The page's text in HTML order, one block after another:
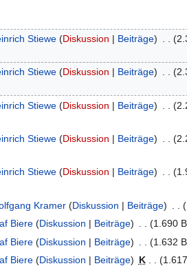
Stiewe Diskussion Beiträge
Stiewe Diskussion Beiträge
Stiewe Diskussion Beiträge
Stiewe Diskussion Beiträge
Stiewe Diskussion Beiträge
Kramer Diskussion Beiträge
Biere Diskussion Beiträge 1.690
Biere Diskussion Beiträge 1.632
Biere Diskussion Beiträge K